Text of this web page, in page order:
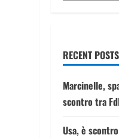
RECENT POSTS
Marcinelle,
scontro tra
Usa, è